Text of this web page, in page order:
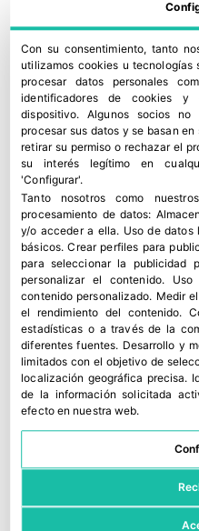
La distribución alerta del
23 julio, 2026
Con su consentimiento, tanto
utilizamos cookies u tecnologías
procesar datos personales
identificadores de cookies y
dispositivo. Algunos socios no
procesar sus datos y se basan
retirar su permiso o rechazar el
su interés legítimo en
'Configurar'.
Tanto nosotros como
procesamiento de datos:
y/o acceder a ella. Uso de datos
básicos.Crear perfiles para
para seleccionar la publicidad
personalizar el contenido.
contenido personalizado. Medir
el rendimiento del contenido.
estadísticas o a través de la
diferentes fuentes. Desarrollo y
limitados con el objetivo de
localización geográfica precisa.
de la información solicitada
efecto en nuestra web.